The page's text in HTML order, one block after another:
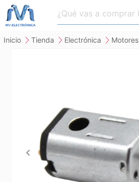
inicio tienda electrónica motores